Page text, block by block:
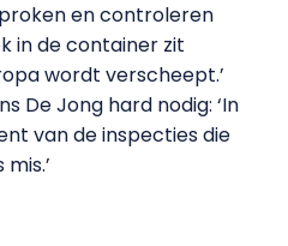
en controleren
in de container zit
wordt verscheept.’
De Jong hard nodig: ‘In
van de inspecties die